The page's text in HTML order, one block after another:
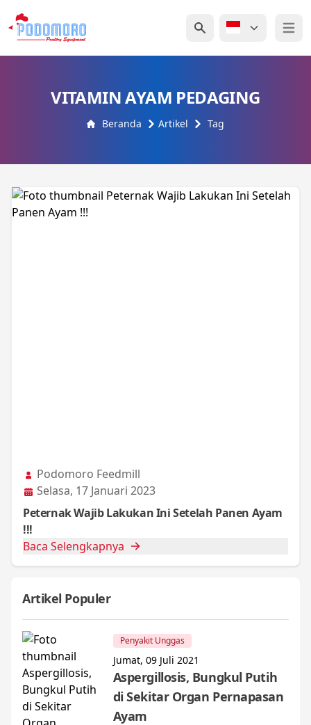
Open
VITAMIN AYAM PEDAGING
Beranda Artikel Tag
Podomoro Feedmill
Selasa, 17 Januari 2023
Peternak Wajib Lakukan Ini Setelah Panen Ayam
!!!
Baca Selengkapnya
Artikel Populer
Penyakit Unggas
Jumat, 09 Juli 2021
Aspergillosis, Bungkul Putih
di Sekitar Organ Pernapasan
Ayam